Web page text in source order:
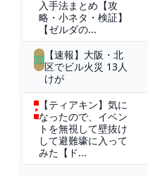
入手法まとめ【攻
略・小ネタ・検証】
【ゼルダの...
【速報】大阪・北
区でビル火災 13人
けが
【ティアキン】気に
なったので、イベン
トを無視して壁抜け
して避難壕に入って
みた【ド...